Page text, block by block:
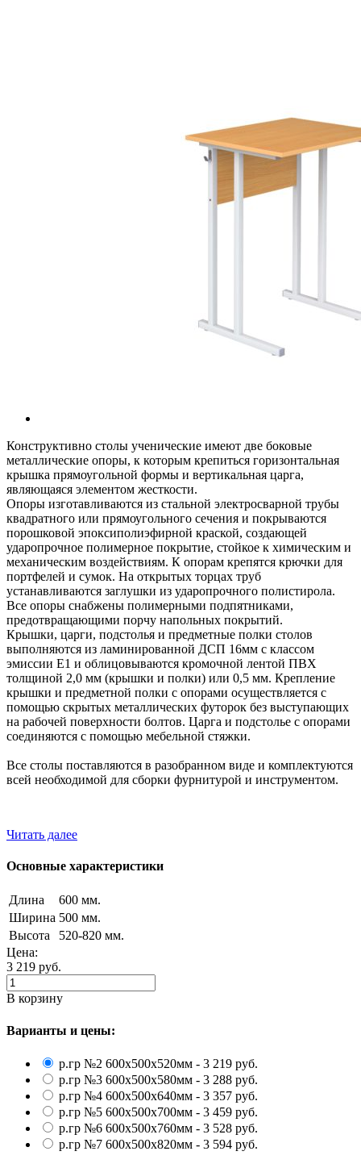
Конструктивно столы ученические имеют две боковые
металлические опоры, к которым крепиться горизонтальная
крышка прямоугольной формы и вертикальная царга,
являющаяся элементом жесткости.
Опоры изготавливаются из стальной электросварной трубы
квадратного или прямоугольного сечения и покрываются
порошковой эпоксиполиэфирной краской, создающей
ударопрочное полимерное покрытие, стойкое к химическим и
механическим воздействиям. К опорам крепятся крючки для
портфелей и сумок. На открытых торцах труб
устанавливаются заглушки из ударопрочного полистирола.
Все опоры снабжены полимерными подпятниками,
предотвращающими порчу напольных покрытий.
Крышки, царги, подстолья и предметные полки столов
выполняются из ламинированной ДСП 16мм с классом
эмиссии Е1 и облицовываются кромочной лентой ПВХ
толщиной 2,0 мм (крышки и полки) или 0,5 мм. Крепление
крышки и предметной полки с опорами осуществляется с
помощью скрытых металлических футорок без выступающих
на рабочей поверхности болтов. Царга и подстолье с опорами
соединяются с помощью мебельной стяжки.
Все столы поставляются в разобранном виде и комплектуются
всей необходимой для сборки фурнитурой и инструментом.
Читать далее
Основные характеристики
Длина
600 мм.
Ширина 500 мм.
Высота
520-820 мм.
Цена:
3 219 руб.
В корзину
Варианты и цены:
р.гр №2 600х500х520мм - 3 219 руб.
р.гр №3 600х500х580мм - 3 288 руб.
р.гр №4 600х500х640мм - 3 357 руб.
р.гр №5 600х500х700мм - 3 459 руб.
р.гр №6 600х500х760мм - 3 528 руб.
р.гр №7 600х500х820мм - 3 594 руб.